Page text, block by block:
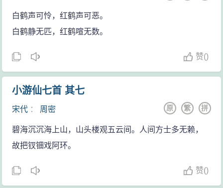
白鹤声可怜，红鹤声可恶。
白鹤静无匹，红鹤喧无数。
赞()
小游仙七首 其七
宋代 ： 周密 拼
繁
原
碧海沉沉海上山，山头楼观五云间。人间方士多无赖，
故把钗钿戏阿环。
赞()